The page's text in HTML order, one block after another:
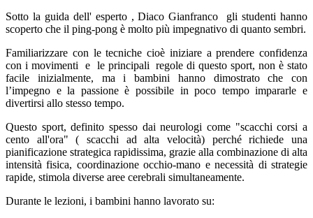
Sotto la guida dell' esperto , Diaco Gianfranco gli studenti hanno
scoperto che il ping-pong è molto più impegnativo di quanto sembri.
Familiarizzare con le tecniche cioè iniziare a prendere confidenza
con i movimenti e le principali regole di questo sport, non è stato
facile inizialmente, ma i bambini hanno dimostrato che con
l’impegno e la passione è possibile in poco tempo impararle e
divertirsi allo stesso tempo.
Questo sport, definito spesso dai neurologi come "scacchi corsi a
cento all'ora" ( scacchi ad alta velocità) perché richiede una
pianificazione strategica rapidissima, grazie alla combinazione di alta
intensità fisica, coordinazione occhio-mano e necessità di strategie
rapide, stimola diverse aree cerebrali simultaneamente.
Durante le lezioni, i bambini hanno lavorato su: